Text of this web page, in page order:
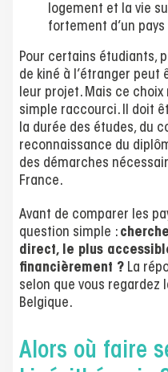
logement et la vie
fortement d’un pays
Pour certains étudiants,
de kiné à l’étranger peut
leur projet. Mais ce
simple raccourci. Il doit
la durée des études, du
reconnaissance du
des démarches
France.
Avant de comparer les
question simple :
direct, le plus
financièrement ? La
selon que vous regardez
Belgique.
Alors où faire